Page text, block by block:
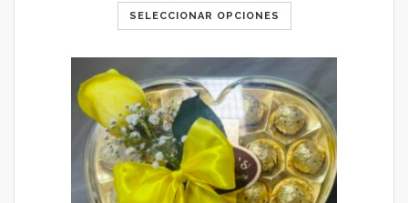
SELECCIONAR OPCIONES